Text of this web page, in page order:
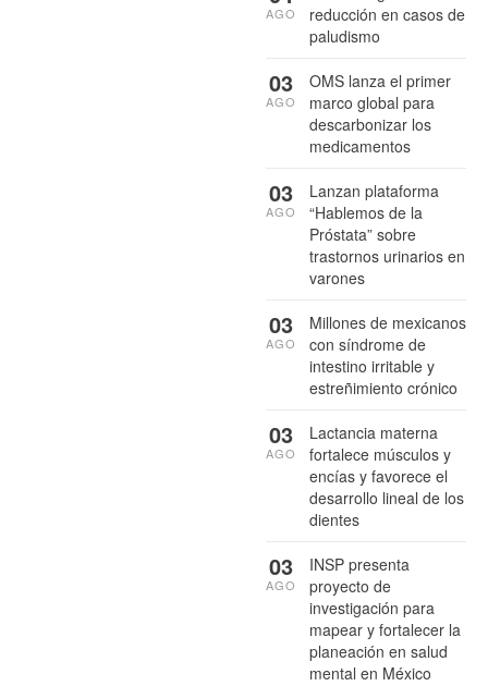
reducción en casos de
paludismo
AGO
OMS lanza el primer
marco global para
descarbonizar los
medicamentos
03
AGO
Lanzan plataforma
“Hablemos de la
Próstata” sobre
trastornos urinarios en
varones
03
AGO
Millones de mexicanos
con síndrome de
intestino irritable y
estreñimiento crónico
03
AGO
Lactancia materna
fortalece músculos y
encías y favorece el
desarrollo lineal de los
dientes
03
AGO
INSP presenta
proyecto de
investigación para
mapear y fortalecer la
planeación en salud
mental en México
03
AGO